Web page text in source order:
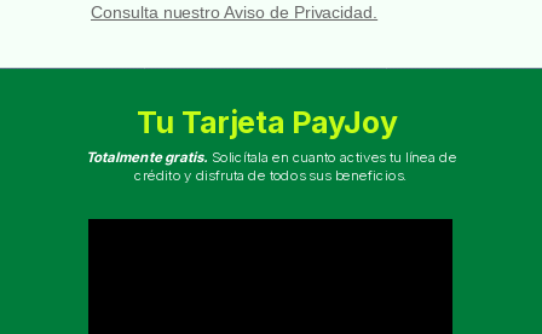
Tu Tarjeta PayJoy
Totalmente gratis. Solicítala en cuanto actives tu línea de
crédito y disfruta de todos sus beneficios.
Consulta nuestro Aviso de Privacidad.